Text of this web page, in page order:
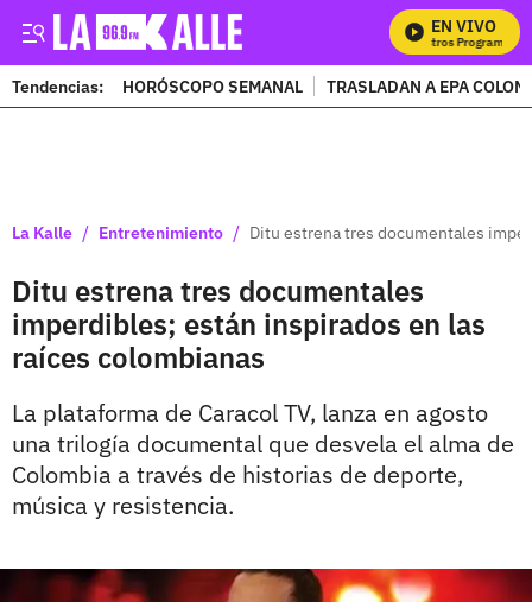
EN VIVO
Tendencias: HORÓSCOPO SEMANAL TRASLADAN A EPA
La Kalle / Entretenimiento / Ditu estrena tres documentales
Ditu estrena tres documentales
imperdibles; están inspirados en las
raíces colombianas
La plataforma de Caracol TV, lanza en agosto
una trilogía documental que desvela el alma de
Colombia a través de historias de deporte,
música y resistencia.